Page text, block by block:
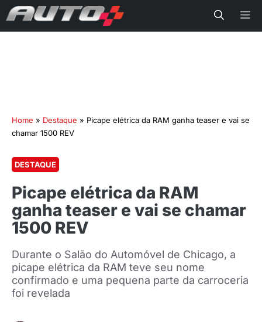
Home » Destaque » Picape elétrica da RAM ganha teaser e vai se
chamar 1500 REV
DESTAQUE
Picape elétrica da RAM
ganha teaser e vai se chamar
1500 REV
Durante o Salão do Automóvel de Chicago, a
picape elétrica da RAM teve seu nome
confirmado e uma pequena parte da carroceria
foi revelada